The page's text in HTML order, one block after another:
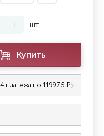
+ шт
Купить
4 платежа по 11997.5 ₽